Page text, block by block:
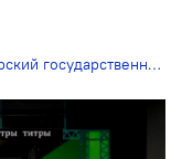
драматический театр